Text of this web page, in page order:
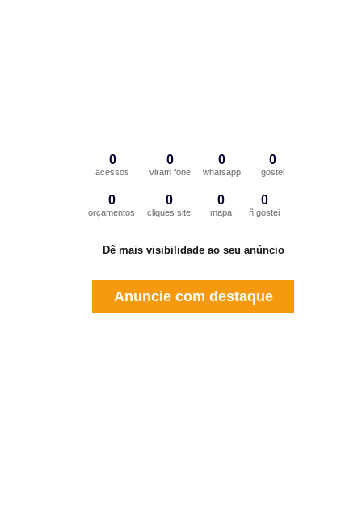
0
acessos
0
viram fone
0
whatsapp
0
gostei
0
orçamentos
0
cliques site
0
mapa
0
ñ gostei
Dê mais visibilidade ao seu anúncio
Anuncie com destaque